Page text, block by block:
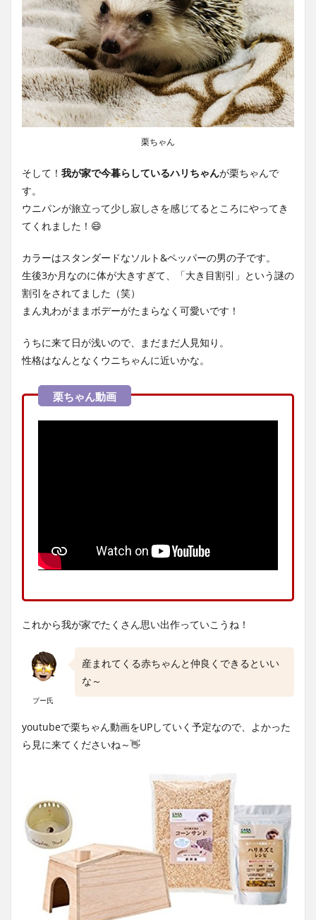
栗ちゃん
そして！ 我が家で今暮らしているハリちゃんが栗ちゃんで
す。
ウニパンが旅立って少し寂しさを感じてるところにやってき
てくれました！😄
カラーはスタンダードなソルト&ペッパーの男の子です。
生後3か月なのに体が大きすぎて、「大き目割引」という謎の
割引をされてました（笑）
まん丸わがままボデーがたまらなく可愛いです！
うちに来て日が浅いので、まだまだ人見知り。
性格はなんとなくウニちゃんに近いかな。
これから我が家でたくさん思い出作っていこうね！
プー氏
産まれてくる赤ちゃんと仲良くできるといい
な～
youtubeで栗ちゃん動画をUPしていく予定なので、よかった
ら見に来てくださいね～👋